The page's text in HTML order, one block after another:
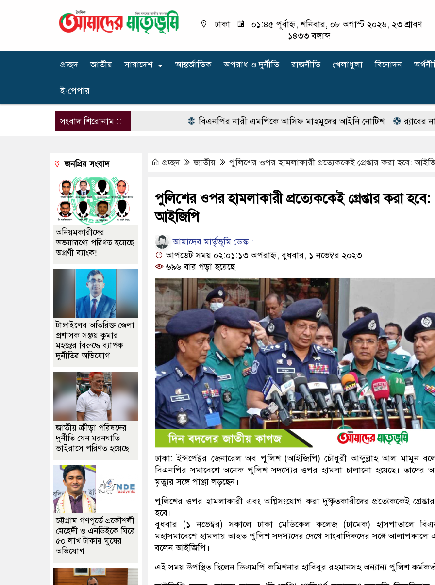
ঢাকা
০১:৪৫ পূর্বাহ্ন, শনিবার, ০৮ অগাস্ট ২০২৬, ২৩ শ্রাবণ
১৪৩৩ বঙ্গাব্দ
প্রচ্ছদ জাতীয় সারাদেশ আন্তর্জাতিক অপরাধ ‍ও দুর্নীতি রাজনীতি খেলাধুলা বিনোদন
ই-পেপার
সংবাদ শিরোনাম :: বিএনপির নারী এমপিকে আসিফ মাহমুদের আইনি নোটিশ র‍্যাবের নাম
প্রচ্ছদ জাতীয় পুলিশের ওপর হামলাকারী প্রত্যেককেই গ্রেপ্তার করা হবে:
পুলিশের ওপর হামলাকারী প্রত্যেককেই গ্রেপ্তার করা হবে:
আইজিপি
আমাদের মার্তৃভূমি ডেস্ক :
আপডেট সময় ০২:০১:১৩ অপরাহ্ন, বুধবার, ১ নভেম্বর ২০২৩
৬৯৬ বার পড়া হয়েছে
ঢাকা: ইন্সপেক্টর জেনারেল অব পুলিশ (আইজিপি) চৌধুরী আব্দুল্লাহ আল মামুন
বিএনপির সমাবেশে অনেক পুলিশ সদস্যের ওপর হামলা চালানো হয়েছে। তাদের
মৃত্যুর সঙ্গে পাঞ্জা লড়ছেন।
পুলিশের ওপর হামলাকারী এবং অগ্নিসংযোগ করা দুষ্কৃতকারীদের প্রত্যেককেই
হবে।
বুধবার (১ নভেম্বর) সকালে ঢাকা মেডিকেল কলেজ (ঢামেক) হাসপাতালে
মহাসমাবেশে হামলায় আহত পুলিশ সদস্যদের দেখে সাংবাদিকদের সঙ্গে আলাপকালে
বলেন আইজিপি।
এই সময় উপস্থিত ছিলেন ডিএমপি কমিশনার হাবিবুর রহমানসহ অন্যান্য পুলিশ
জনপ্রিয় সংবাদ
অনিয়মকারীদের
অভয়ারণ্যে পরিণত হয়েছে
অগ্রণী ব্যাংক!
টাঙ্গাইলের অতিরিক্ত জেলা
প্রশাসক সঞ্জয় কুমার
মহন্তের বিরুদ্ধে ব্যাপক
দুর্নীতির অভিযোগ
জাতীয় ক্রীড়া পরিষদের
দুর্নীতি যেন মরনঘাতি
ভাইরাসে পরিণত হয়েছে
চট্টগ্রাম গণপূর্তে প্রকৌশলী
মেহেদী ও এনডিইকে ঘিরে
৫০ লাখ টাকার ঘুষের
অভিযোগ